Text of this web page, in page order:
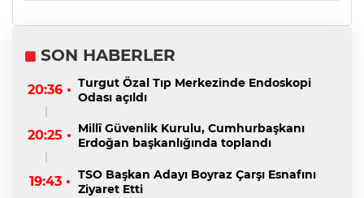
SON HABERLER
20:36 • Turgut Özal Tıp Merkezinde Endoskopi
Odası açıldı
20:25 • Millî Güvenlik Kurulu, Cumhurbaşkanı
Erdoğan başkanlığında toplandı
19:43 • TSO Başkan Adayı Boyraz Çarşı Esnafını
Ziyaret Etti